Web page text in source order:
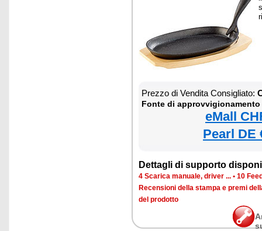
Prezzo di Vendita Consigliato:
Fonte di approvvigionamento
eMall
Pearl DE
Dettagli di supporto
4 Scarica manuale, driver ... • 10
Recensioni della stampa e premi
del prodotto